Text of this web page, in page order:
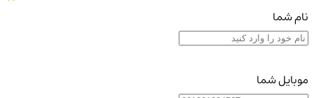
نام شما
موبایل شما